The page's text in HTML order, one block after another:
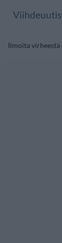
Ilmoita virheestä